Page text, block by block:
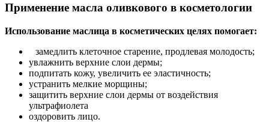
Применение масла оливкового в косметологии
Использование маслица в косметических целях помогает:
замедлить клеточное старение, продлевая молодость;
увлажнить верхние слои дермы;
подпитать кожу, увеличить ее эластичность;
устранить мелкие морщины;
защитить верхние слои дермы от воздействия
ультрафиолета
оздоровить лицо.